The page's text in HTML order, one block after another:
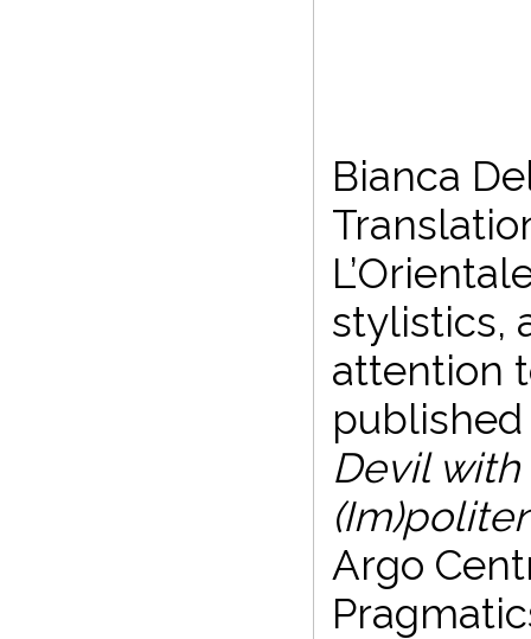
Bianca
stylistics,
attention
Devil
Argo